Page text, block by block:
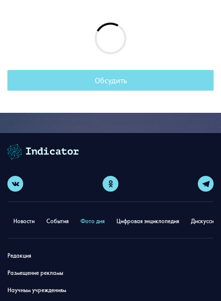
Обсудить
Новости События Фото дня Цифровая энциклопедия
Редакция
Размещение рекламы
Научным учреждениям